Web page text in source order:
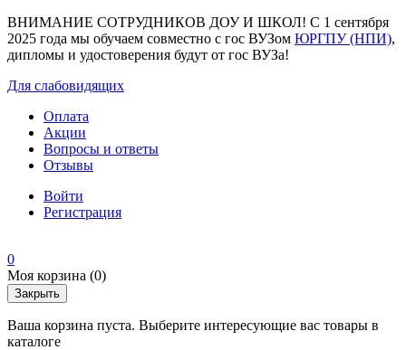
ВНИМАНИЕ СОТРУДНИКОВ ДОУ И ШКОЛ! С 1 сентября
2025 года мы обучаем совместно с гос ВУЗом ЮРГПУ (НПИ),
дипломы и удостоверения будут от гос ВУЗа!
Для слабовидящих
Оплата
Акции
Вопросы и ответы
Отзывы
Войти
Регистрация
0
Моя корзина (0)
Закрыть
Ваша корзина пуста. Выберите интересующие вас товары в
каталоге